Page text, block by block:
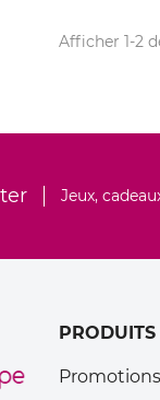
Afficher 1-2
Jeux,
PRODUITS
Promotions